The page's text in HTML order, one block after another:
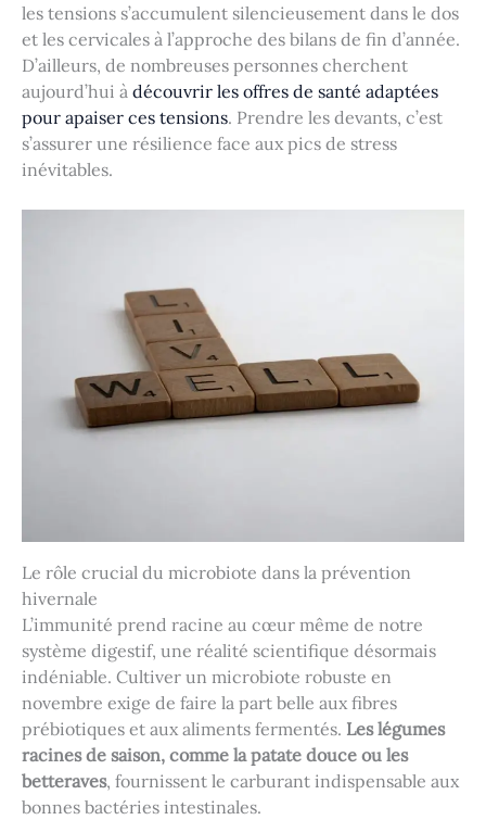
les tensions s’accumulent silencieusement dans le dos
et les cervicales à l’approche des bilans de fin d’année.
D’ailleurs, de nombreuses personnes cherchent
aujourd’hui à découvrir les offres de santé adaptées
pour apaiser ces tensions. Prendre les devants, c’est
s’assurer une résilience face aux pics de stress
inévitables.
Le rôle crucial du microbiote dans la prévention
hivernale
L’immunité prend racine au cœur même de notre
système digestif, une réalité scientifique désormais
indéniable. Cultiver un microbiote robuste en
novembre exige de faire la part belle aux fibres
prébiotiques et aux aliments fermentés. Les légumes
racines de saison, comme la patate douce ou les
betteraves, fournissent le carburant indispensable aux
bonnes bactéries intestinales.